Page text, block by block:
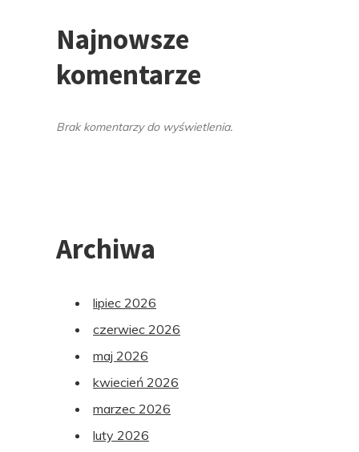
Najnowsze
komentarze
Brak komentarzy do wyświetlenia.
Archiwa
lipiec 2026
czerwiec 2026
maj 2026
kwiecień 2026
marzec 2026
luty 2026